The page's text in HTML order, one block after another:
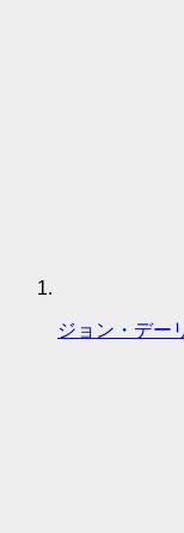
ジョン・デー